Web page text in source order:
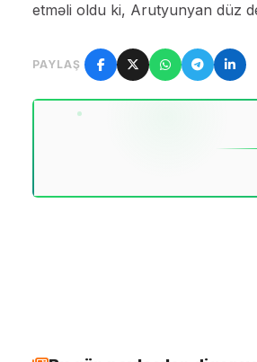
etməli oldu ki, Arutyunyan düz
PAYLAŞ